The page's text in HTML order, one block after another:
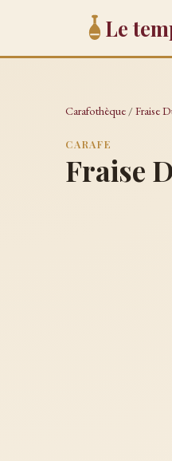
Le
Carafothèque /Fraise
CARAFE
Fraise